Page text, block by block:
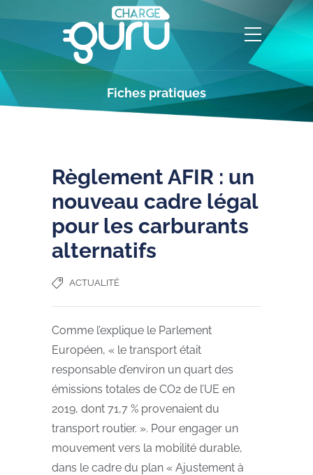
Fiches pratiques
Règlement AFIR : un
nouveau cadre légal
pour les carburants
alternatifs
ACTUALITÉ
Comme l’explique le Parlement
Européen, « le transport était
responsable d’environ un quart des
émissions totales de CO2 de l’UE en
2019, dont 71,7 % provenaient du
transport routier. ». Pour engager un
mouvement vers la mobilité durable,
dans le cadre du plan « Ajustement à